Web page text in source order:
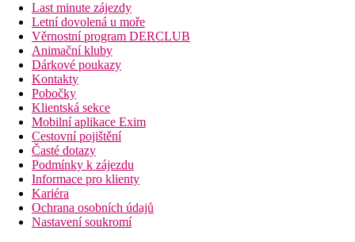
Last minute zájezdy
Letní dovolená u moře
Věrnostní program DERCLUB
Animační kluby
Dárkové poukazy
Kontakty
Pobočky
Klientská sekce
Mobilní aplikace Exim
Cestovní pojištění
Časté dotazy
Podmínky k zájezdu
Informace pro klienty
Kariéra
Ochrana osobních údajů
Nastavení soukromí